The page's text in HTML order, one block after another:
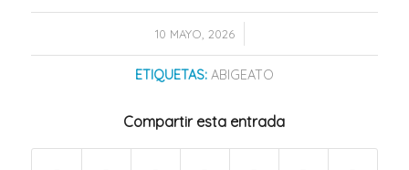
10 MAYO, 2026
/
ETIQUETAS: ABIGEATO
Compartir esta entrada